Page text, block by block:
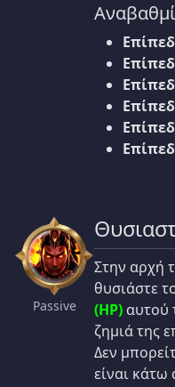
Passive
Στην αρχή
θυσιάστε
(HP) αυτού
ζημιά της
Δεν
είναι κάτω